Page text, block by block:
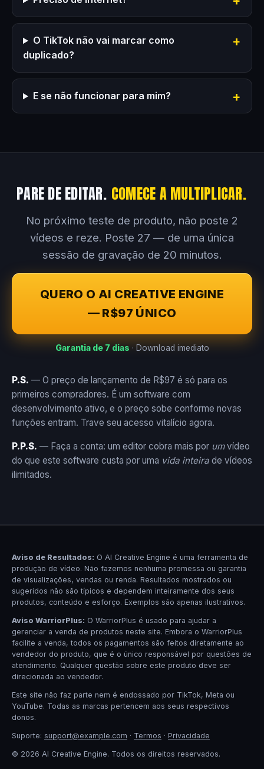
O TikTok não vai marcar como
duplicado?
E se não funcionar para mim?
PARE DE EDITAR. COMECE A MULTIPLICAR.
No próximo teste de produto, não poste 2
vídeos e reze. Poste 27 — de uma única
sessão de gravação de 20 minutos.
QUERO O AI CREATIVE ENGINE
— R$97 ÚNICO
Garantia de 7 dias · Download imediato
P.S. — O preço de lançamento de R$97 é só para os
primeiros compradores. É um software com
desenvolvimento ativo, e o preço sobe conforme novas
funções entram. Trave seu acesso vitalício agora.
P.P.S. — Faça a conta: um editor cobra mais por umvídeo
do que este software custa por uma vida inteira de vídeos
ilimitados.
Aviso de Resultados: O AI Creative Engine é uma ferramenta de
produção de vídeo. Não fazemos nenhuma promessa ou garantia
de visualizações, vendas ou renda. Resultados mostrados ou
sugeridos não são típicos e dependem inteiramente dos seus
produtos, conteúdo e esforço. Exemplos são apenas ilustrativos.
Aviso WarriorPlus: O WarriorPlus é usado para ajudar a
gerenciar a venda de produtos neste site. Embora o WarriorPlus
facilite a venda, todos os pagamentos são feitos diretamente ao
vendedor do produto, que é o único responsável por questões de
atendimento. Qualquer questão sobre este produto deve ser
direcionada ao vendedor.
Este site não faz parte nem é endossado por TikTok, Meta ou
YouTube. Todas as marcas pertencem aos seus respectivos
donos.
Suporte: support@example.com · Termos · Privacidade
© 2026 AI Creative Engine. Todos os direitos reservados.